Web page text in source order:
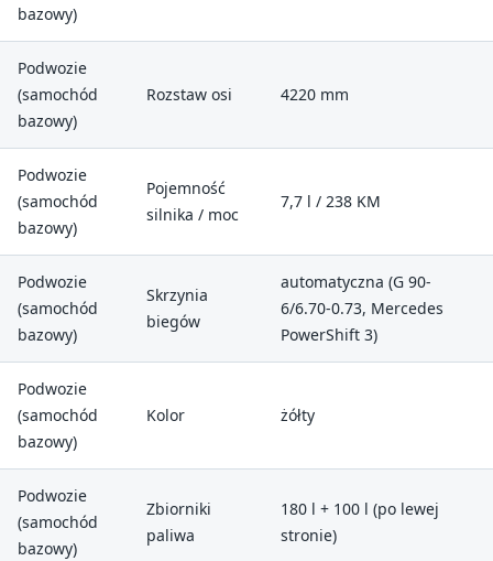
bazowy)
Podwozie
(samochód
bazowy)
Rozstaw osi 4220 mm
Podwozie
(samochód
bazowy)
Pojemność
silnika / moc
7,7 l / 238 KM
Podwozie
(samochód
bazowy)
Skrzynia
biegów
automatyczna (G 90-
6/6.70-0.73, Mercedes
PowerShift 3)
Podwozie
(samochód
bazowy)
Kolor żółty
Podwozie
(samochód
bazowy)
Zbiorniki
paliwa
180 l + 100 l (po lewej
stronie)